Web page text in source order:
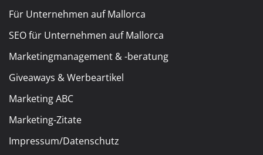
Für Unternehmen auf Mallorca
SEO für Unternehmen auf Mallorca
Marketingmanagement & -beratung
Giveaways & Werbeartikel
Marketing ABC
Marketing-Zitate
Impressum/Datenschutz